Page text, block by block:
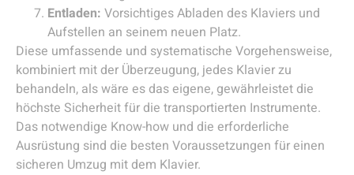
Entladen: Vorsichtiges Abladen des Klaviers und
Aufstellen an seinem neuen Platz.
Diese umfassende und systematische Vorgehensweise,
kombiniert mit der Überzeugung, jedes Klavier zu
behandeln, als wäre es das eigene, gewährleistet die
höchste Sicherheit für die transportierten Instrumente.
Das notwendige Know-how und die erforderliche
Ausrüstung sind die besten Voraussetzungen für einen
sicheren Umzug mit dem Klavier.